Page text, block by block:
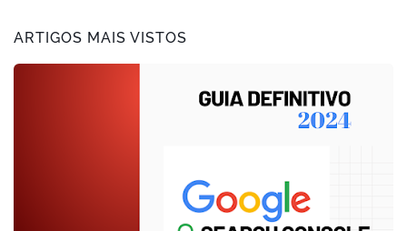
ARTIGOS MAIS VISTOS